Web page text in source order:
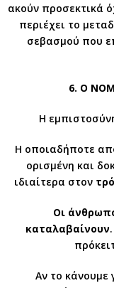
ακούν προσεκτικά
περιέχει το
σεβασμού που
6. Ο
Η
Η οποιαδήποτε
ορισμένη και
ιδιαίτερα στον
Οι
καταλαβαίνουν
Αν το κάνουμε